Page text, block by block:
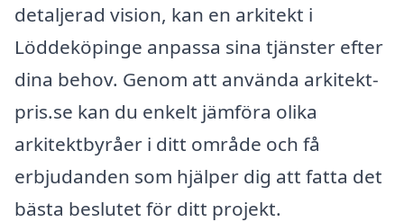
detaljerad vision, kan en arkitekt i
Löddeköpinge anpassa sina tjänster efter
dina behov. Genom att använda arkitekt-
pris.se kan du enkelt jämföra olika
arkitektbyråer i ditt område och få
erbjudanden som hjälper dig att fatta det
bästa beslutet för ditt projekt.